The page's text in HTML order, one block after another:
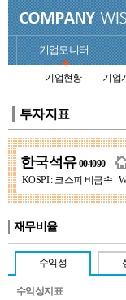
기업모니터
기업현황 기업
투자지표
한국석유004090
KOSPI : 코스피 비금속
재무비율
수익성
수익성지표